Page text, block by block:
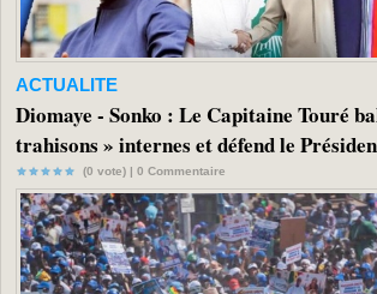
ACTUALITE
Diomaye - Sonko : Le Capitaine Touré
trahisons » internes et défend le
(0 vote) | 0 Commentaire